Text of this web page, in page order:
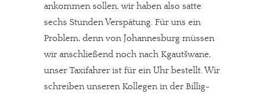
Dir gefällt unsere Arbeit?
meinesuedstadt.de finanziert sich durch Partnerprofile und
Werbung. Beide Einnahmequellen sind in den letzten Monaten
stark zurückgegangen.
Solltest Du unsere unabhängige Berichterstattung schätzen,
ankommen sollen, wir haben also satte
sechs Stunden Verspätung. Für uns ein
Problem, denn von Johannesburg müssen
wir anschließend noch nach Kgautšwane,
unser Taxifahrer ist für ein Uhr bestellt. Wir
schreiben unseren Kollegen in der Billig-